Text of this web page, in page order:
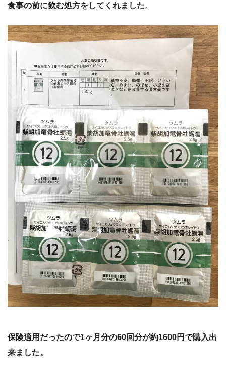
食事の前に飲む処方をしてくれました。
保険適用だったので1ヶ月分の60回分が約1600円で購入出
来ました。